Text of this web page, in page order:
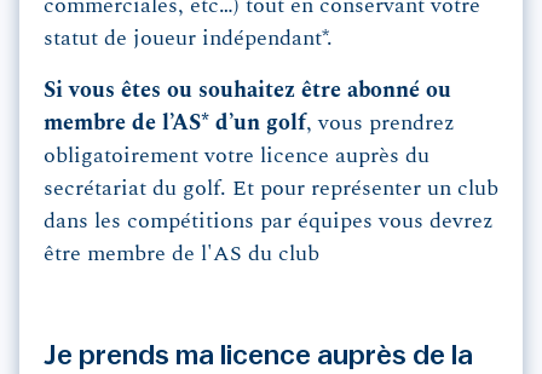
commerciales, etc…) tout en conservant votre
statut de joueur indépendant*.
Si vous êtes ou souhaitez être abonné ou
membre de l’AS* d’un golf, vous prendrez
obligatoirement votre licence auprès du
secrétariat du golf. Et pour représenter un club
dans les compétitions par équipes vous devrez
être membre de l'AS du club
Je prends ma licence auprès de la